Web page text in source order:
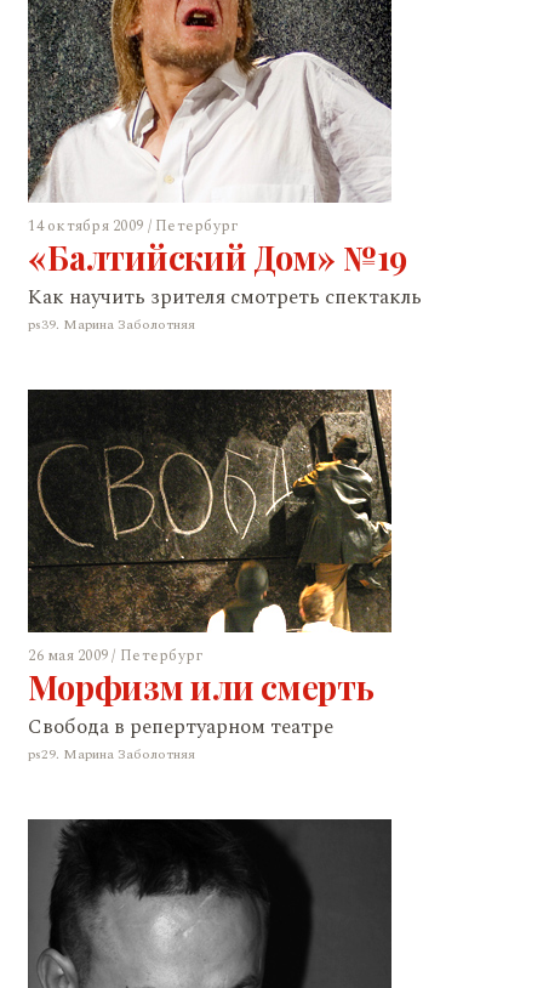
14 октября 2009 / Петербург
«Балтийский Дом» №19
Kак научить зрителя смотреть спектакль
ps39. Марина Заболотняя
26 мая 2009 / Петербург
Морфизм или смерть
Свобода в репертуарном театре
ps29. Марина Заболотняя